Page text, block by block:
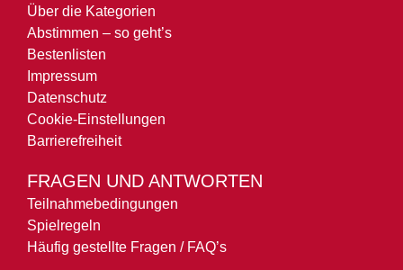
Über die Kategorien
Abstimmen – so geht’s
Bestenlisten
Impressum
Datenschutz
Cookie-Einstellungen
Barrierefreiheit
FRAGEN UND ANTWORTEN
Teilnahmebedingungen
Spielregeln
Häufig gestellte Fragen / FAQ’s